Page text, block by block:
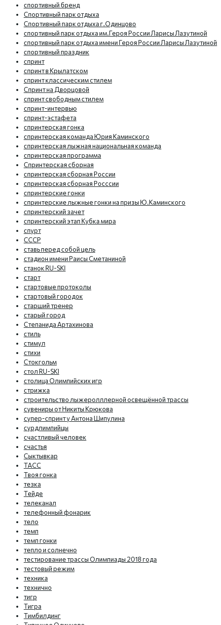
спортивный бренд
Спортивный парк отдыха
Спортивный парк отдыха г.Одинцово
спортивный парк отдыха им.Героя России Ларисы Лазутиной
спортивный парк отдыха имени Героя России Ларисы Лазутиной
спортивный праздник
спринт
спринт в Крылатском
спринт классическим стилем
Спринт на Дворцовой
спринт свободным стилем
спринт-интервью
спринт-эстафета
спринтерская гонка
спринтерская команда Юрия Каминского
спринтерская лыжная национальная команда
спринтерская программа
Спринтерская сборная
спринтерская сборная России
спринтерская сборная Росссии
спринтерские гонки
спринтерские лыжные гонки на призы Ю.Каминского
спринтерский зачет
спринтерский этап Кубка мира
спурт
СССР
ставь перед собой цель
стадион имени Раисы Сметаниной
станок RU-SKI
старт
стартовые протоколы
стартовый городок
старший тренер
старый город
Степанида Артахинова
стиль
стимул
стихи
Стокгольм
стол RU-SKI
столица Олимпийских игр
стрижка
строительство лыжеролллерной освещённой трассы
сувениры от Никиты Крюкова
супер-спринт у Антона Шипулина
сурдлимпийцы
счастливый человек
счастья
Сыктывкар
ТАСС
Твоя гонка
тезка
Тейде
телеканал
телефонный фонарик
тело
темп
темп гонки
тепло и солнечно
тестирование трассы Олимпиады 2018 года
тестовый режим
техника
технично
тигр
Тигра
Тимбилдинг